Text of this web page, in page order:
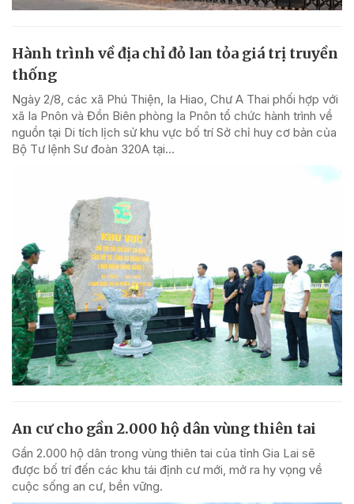
Hành trình về địa chỉ đỏ lan tỏa giá trị truyền
thống
Ngày 2/8, các xã Phú Thiện, Ia Hiao, Chư A Thai phối hợp với
xã Ia Pnôn và Đồn Biên phòng Ia Pnôn tổ chức hành trình về
nguồn tại Di tích lịch sử khu vực bố trí Sở chỉ huy cơ bản của
Bộ Tư lệnh Sư đoàn 320A tại...
An cư cho gần 2.000 hộ dân vùng thiên tai
Gần 2.000 hộ dân trong vùng thiên tai của tỉnh Gia Lai sẽ
được bố trí đến các khu tái định cư mới, mở ra hy vọng về
cuộc sống an cư, bền vững.